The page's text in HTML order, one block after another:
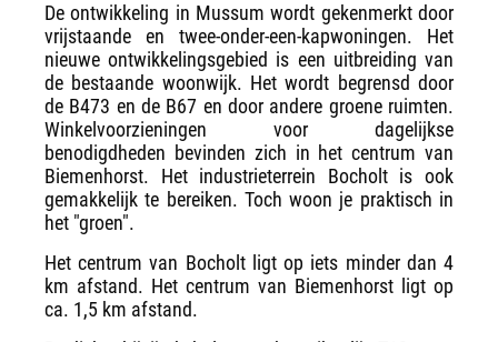
De ontwikkeling in Mussum wordt gekenmerkt door
vrijstaande en twee-onder-een-kapwoningen. Het
nieuwe ontwikkelingsgebied is een uitbreiding van
de bestaande woonwijk. Het wordt begrensd door
de B473 en de B67 en door andere groene ruimten.
Winkelvoorzieningen voor dagelijkse
benodigdheden bevinden zich in het centrum van
Biemenhorst. Het industrieterrein Bocholt is ook
gemakkelijk te bereiken. Toch woon je praktisch in
het "groen".
Het centrum van Bocholt ligt op iets minder dan 4
km afstand. Het centrum van Biemenhorst ligt op
ca. 1,5 km afstand.